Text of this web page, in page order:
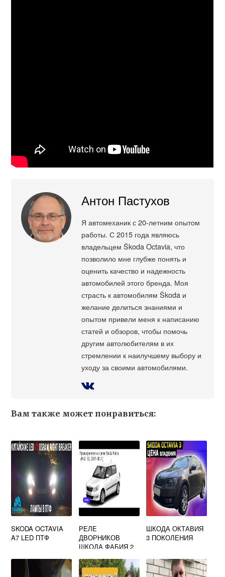
Антон Пастухов
Я автомеханик с 20-летним опытом
работы. С 2015 года являюсь
владельцем Škoda Octavia, что
позволило мне глубже понять и
оценить качество и надежность
автомобилей этого бренда. Моя
страсть к автомобилям Škoda и
желание делиться знаниями и
опытом привели меня к написанию
статей и обзоров, чтобы помочь
другим автолюбителям в их
стремлении к наилучшему выбору и
уходу за своими автомобилями.
Вам также может понравиться:
SKODA OCTAVIA
A7 LED ПТФ
РЕЛЕ
ДВОРНИКОВ
ШКОДА ФАБИЯ 2
ШКОДА ОКТАВИЯ
3 ПОКОЛЕНИЯ